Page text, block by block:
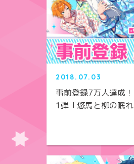
2018.07.03
事前登録7万人達成
1弾「悠馬と柳の眠